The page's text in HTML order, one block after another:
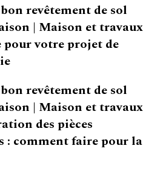
revêtement de sol
| Maison et travaux
pour votre projet de
revêtement de sol
| Maison et travaux
des pièces
: comment faire pour la